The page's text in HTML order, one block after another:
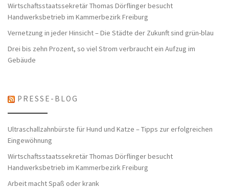
Wirtschaftsstaatssekretär Thomas Dörflinger besucht
Handwerksbetrieb im Kammerbezirk Freiburg
Vernetzung in jeder Hinsicht – Die Städte der Zukunft sind grün-blau
Drei bis zehn Prozent, so viel Strom verbraucht ein Aufzug im
Gebäude
PRESSE-BLOG
Ultraschallzahnbürste für Hund und Katze – Tipps zur erfolgreichen
Eingewöhnung
Wirtschaftsstaatssekretär Thomas Dörflinger besucht
Handwerksbetrieb im Kammerbezirk Freiburg
Arbeit macht Spaß oder krank